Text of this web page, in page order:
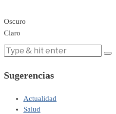
Oscuro
Claro
Sugerencias
Actualidad
Salud